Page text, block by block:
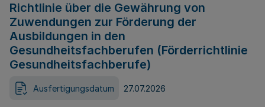
Richtlinie über die Gewährung von
Zuwendungen zur Förderung der
Ausbildungen in den
Gesundheitsfachberufen (Förderrichtlinie
Gesundheitsfachberufe)
Ausfertigungsdatum 27.07.2026